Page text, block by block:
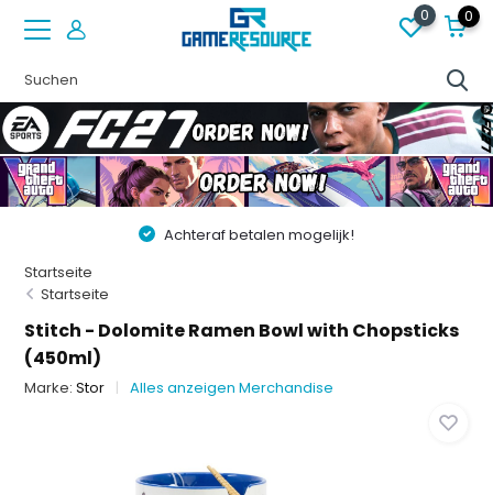
0 0
Achteraf betalen mogelijk!
Startseite
Startseite
Stitch - Dolomite Ramen Bowl with Chopsticks
(450ml)
Marke:Stor Alles anzeigen Merchandise